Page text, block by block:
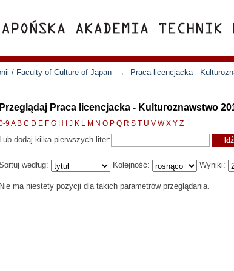
/ Faculty of Culture of Japan → Praca licencjacka -
Przeglądaj Praca licencjacka - Kulturoznawstwo
9A B C D E F G H J K L M N O P Q R S T U V W X Y Z
Lub dodaj kilka pierwszych liter:
według: Kolejność: Wyniki:
Nie ma niestety pozycji dla takich parametrów przeglądania.